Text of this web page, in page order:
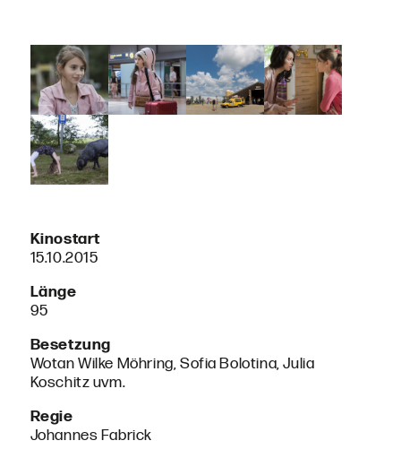
Kinostart
15.10.2015
Länge
95
Besetzung
Wotan Wilke Möhring, Sofia Bolotina, Julia
Koschitz uvm.
Regie
Johannes Fabrick